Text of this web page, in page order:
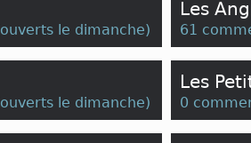
ouverts le dimanche)
Les
61
ouverts le dimanche)
Les
0